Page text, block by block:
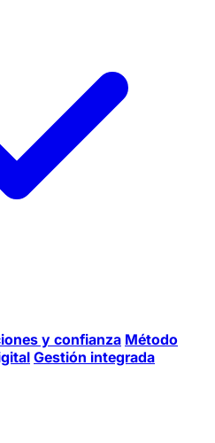
y confianza Método
Gestión integrada